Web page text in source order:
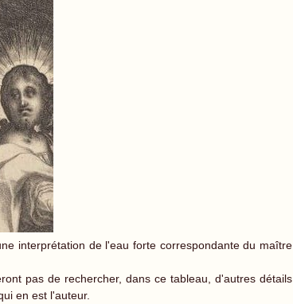
interprétation de l'eau forte correspondante du maître
pas de rechercher, dans ce tableau, d'autres détails
en est l'auteur.